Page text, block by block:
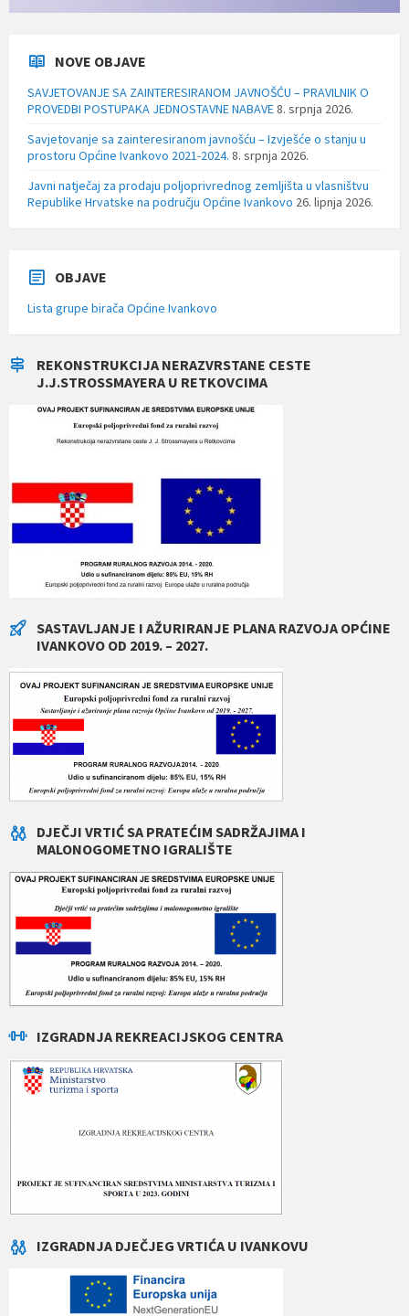
NOVE OBJAVE
SAVJETOVANJE SA ZAINTERESIRANOM JAVNOŠĆU – PRAVILNIK O
PROVEDBI POSTUPAKA JEDNOSTAVNE NABAVE8. srpnja 2026.
Savjetovanje sa zainteresiranom javnošću – Izvješće o stanju u
prostoru Općine Ivankovo 2021-2024. 8. srpnja 2026.
Javni natječaj za prodaju poljoprivrednog zemljišta u vlasništvu
Republike Hrvatske na području Općine Ivankovo 26. lipnja 2026.
OBJAVE
Lista grupe birača Općine Ivankovo
REKONSTRUKCIJA NERAZVRSTANE CESTE
J.J.STROSSMAYERA U RETKOVCIMA
SASTAVLJANJE I AŽURIRANJE PLANA RAZVOJA OPĆINE
IVANKOVO OD 2019. – 2027.
DJEČJI VRTIĆ SA PRATEĆIM SADRŽAJIMA I
MALONOGOMETNO IGRALIŠTE
IZGRADNJA REKREACIJSKOG CENTRA
IZGRADNJA DJEČJEG VRTIĆA U IVANKOVU